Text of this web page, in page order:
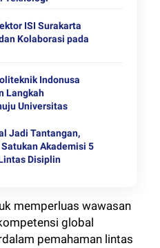
ISI Surakarta
Kolaborasi pada
Indonusa
Langkah
Universitas
Jadi Tantangan,
Satukan Akademisi 5
Disiplin
memperluas wawasan
global
pemahaman lintas